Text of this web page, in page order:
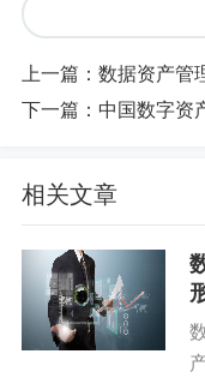
及数据所有者的权
六、许可和授权管理
用者在使用个人数
包括对数据使用者的
进行监督和检查。
七、选择登记路径
上一篇： 数据资产管
下一篇： 中国数字资
相关文章